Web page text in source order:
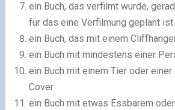
ein Buch, das verfilmt wurde,
für das eine Verfilmung geplant ist
ein Buch, das mit einem
ein Buch mit mindestens einer
ein Buch mit einem Tier oder
Cover
ein Buch mit etwas Essbarem